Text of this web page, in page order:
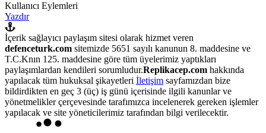
Kullanıcı Eylemleri
Yazdır
İçerik sağlayıcı paylaşım sitesi olarak hizmet veren
defenceturk.com sitemizde 5651 sayılı kanunun 8. maddesine ve
T.C.Knın 125. maddesine göre tüm üyelerimiz yaptıkları
paylaşımlardan kendileri sorumludur.Replikacep.com hakkında
yapılacak tüm hukuksal şikayetleri İletişim sayfamızdan bize
bildirdikten en geç 3 (üç) iş günü içerisinde ilgili kanunlar ve
yönetmelikler çerçevesinde tarafımızca incelenerek gereken işlemler
yapılacak ve site yöneticilerimiz tarafından bilgi verilecektir.